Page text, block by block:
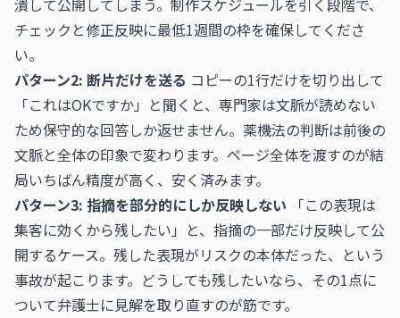
潰して公開してしまう。制作スケジュールを引く段階で、
チェックと修正反映に最低1週間の枠を確保してくださ
い。
パターン2: 断片だけを送る コピーの1行だけを切り出して
「これはOKですか」と聞くと、専門家は文脈が読めない
ため保守的な回答しか返せません。薬機法の判断は前後の
文脈と全体の印象で変わります。ページ全体を渡すのが結
局いちばん精度が高く、安く済みます。
パターン3: 指摘を部分的にしか反映しない 「この表現は
集客に効くから残したい」と、指摘の一部だけ反映して公
開するケース。残した表現がリスクの本体だった、という
事故が起こります。どうしても残したいなら、その1点に
ついて弁護士に見解を取り直すのが筋です。